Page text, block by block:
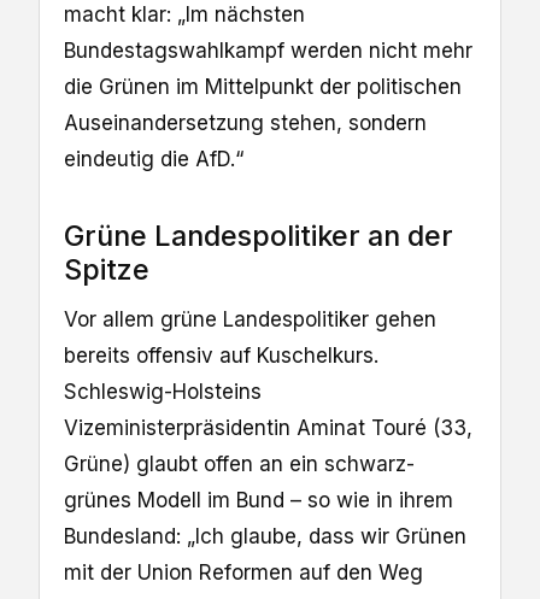
macht klar: „Im nächsten
Bundestagswahlkampf werden nicht mehr
die Grünen im Mittelpunkt der politischen
Auseinandersetzung stehen, sondern
eindeutig die AfD.“
Grüne Landespolitiker an der
Spitze
Vor allem grüne Landespolitiker gehen
bereits offensiv auf Kuschelkurs.
Schleswig-Holsteins
Vizeministerpräsidentin Aminat Touré (33,
Grüne) glaubt offen an ein schwarz-
grünes Modell im Bund – so wie in ihrem
Bundesland: „Ich glaube, dass wir Grünen
mit der Union Reformen auf den Weg